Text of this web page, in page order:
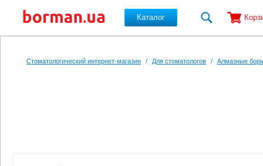
Каталог
Стоматологический интернет-магазин / Для стоматологов / Алмазные